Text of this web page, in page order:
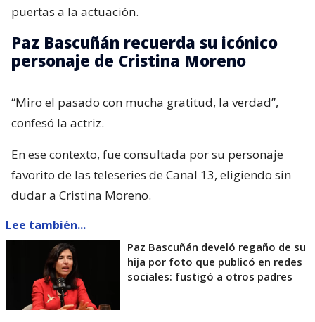
puertas a la actuación.
Paz Bascuñán recuerda su icónico
personaje de Cristina Moreno
“Miro el pasado con mucha gratitud, la verdad”,
confesó la actriz.
En ese contexto, fue consultada por su personaje
favorito de las teleseries de Canal 13, eligiendo sin
dudar a Cristina Moreno.
Lee también...
Paz Bascuñán develó regaño de su
hija por foto que publicó en redes
sociales: fustigó a otros padres